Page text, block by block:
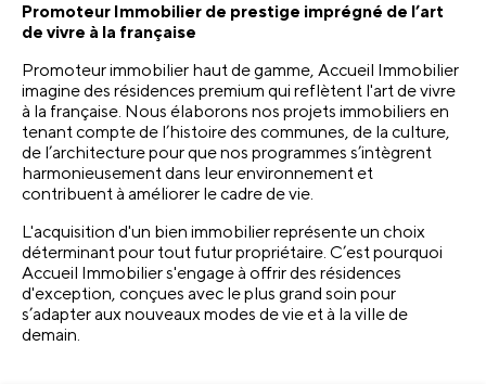
Promoteur Immobilier de prestige imprégné de l’art
de vivre à la française
Promoteur immobilier haut de gamme, Accueil Immobilier
imagine des résidences premium qui reflètent l'art de vivre
à la française. Nous élaborons nos projets immobiliers en
tenant compte de l’histoire des communes, de la culture,
de l’architecture pour que nos programmes s’intègrent
harmonieusement dans leur environnement et
contribuent à améliorer le cadre de vie.
L'acquisition d'un bien immobilier représente un choix
déterminant pour tout futur propriétaire. C’est pourquoi
Accueil Immobilier s'engage à offrir des résidences
d'exception, conçues avec le plus grand soin pour
s’adapter aux nouveaux modes de vie et à la ville de
demain.